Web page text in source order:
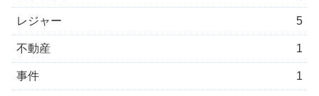
レジャー 5
不動産 1
事件 1